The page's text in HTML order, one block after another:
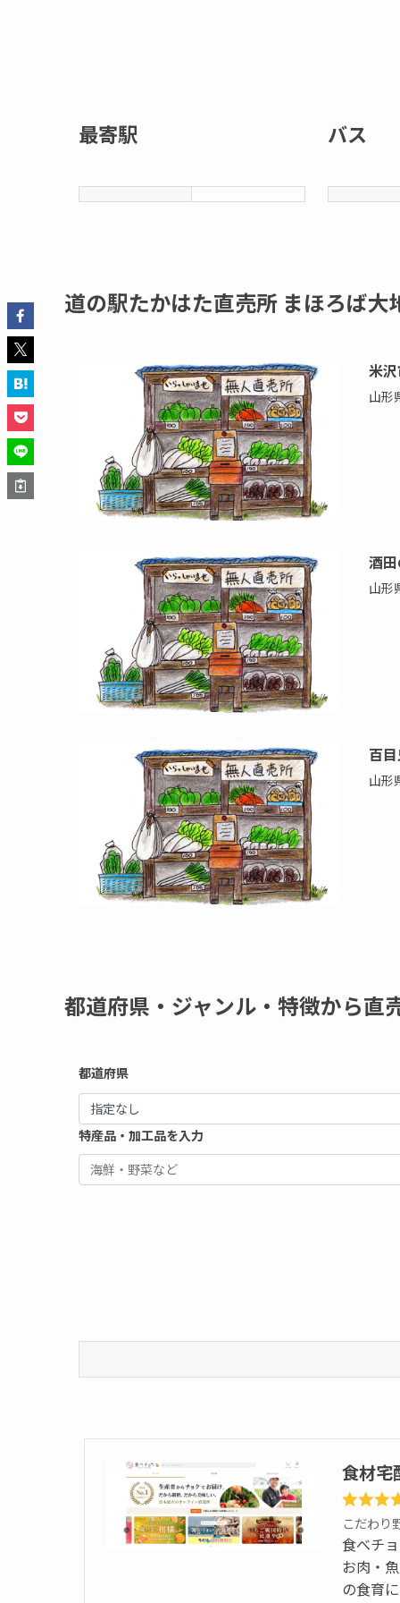
最寄駅 バス
道の駅たかはた直売所 まほろば
米
山形
酒
山形
百
山形
都道府県・ジャンル・特徴から直
都道府県
特産品・加工品を入力
食材宅
こだわり
食べチ
お肉・
の食育